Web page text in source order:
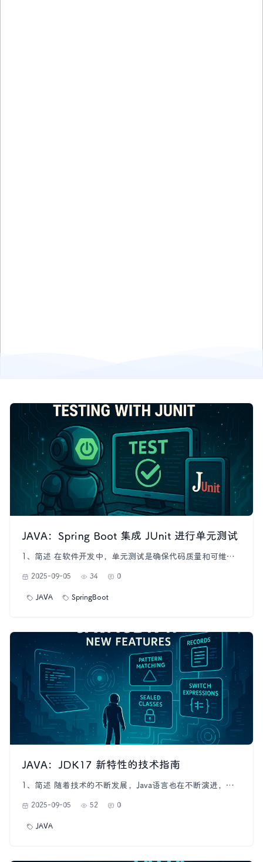
JAVA：Spring Boot 集成 JUnit 进行单元测试
1、简述 在软件开发中，单元测试是确保代码质量和可维护
一，提供了简单而强大的测试工具，可以帮助开发者在项目
开发过程中及时发现和修复代码中的问题。本文将介绍JUnit
的基本用法以及一些高效的单元测试技巧，帮助开发者更好
2025-09-05 34 0
JAVA SpringBoot
JAVA：JDK17 新特性的技术指南
1、简述 随着技术的不断发展，Java语言也在不断演进，为
来了一系列引人注目的新特性，这些特性不仅使得Java更现
代化，同时也进一步提升了开发效率和代码质量。本文将介
绍JDK 17中一些令人振奋的新特性，让我们一同探索这个令
2025-09-05 52 0
JAVA